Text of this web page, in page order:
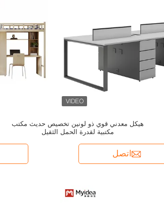
هيكل معدني قوي ذو لونين تخصيص حديث مكتب
مكتبية لقدرة الحمل الثقيل
اتصل